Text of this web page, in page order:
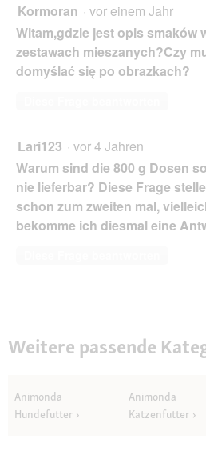
Kormoran · vor einem Jahr
Witam,gdzie jest opis smaków
zestawach mieszanych?Czy
domyślać się po obrazkach?
Lari123 · vor 4 Jahren
Warum sind die 800 g Dosen
nie lieferbar? Diese Frage
schon zum zweiten mal,
bekomme ich diesmal eine
Weitere passende
Animonda
Hundefutter
Animonda
Katzenfutter